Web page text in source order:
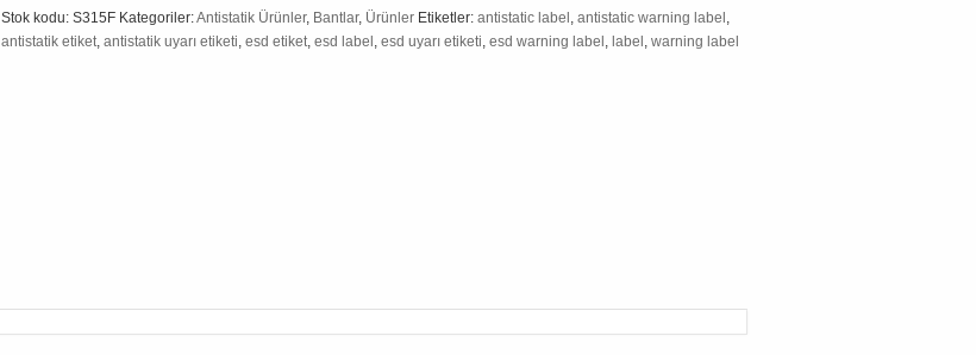
Stok kodu: S315F Kategoriler:Antistatik Ürünler, Bantlar, Ürünler Etiketler: antistatic label , antistatic warning label ,
antistatik etiket, antistatik uyarı etiketi, esd etiket, esd label , esd uyarı etiketi, esd warning label , label , warning label